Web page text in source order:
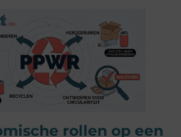
rollen op een